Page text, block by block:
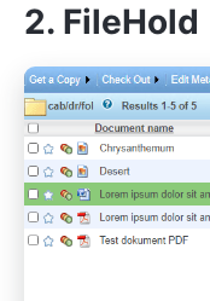
2. FileHold